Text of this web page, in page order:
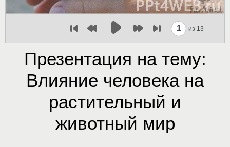
1 из 13
Презентация на тему:
Влияние человека на
растительный и
животный мир